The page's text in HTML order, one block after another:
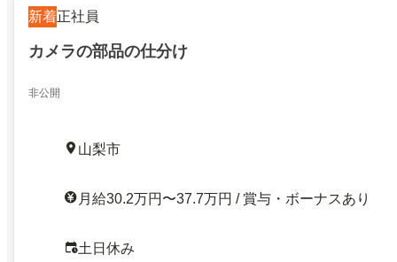
新着正社員
カメラの部品の仕分け
非公開
山梨市
月給30.2万円〜37.7万円 / 賞与・ボーナスあり
土日休み